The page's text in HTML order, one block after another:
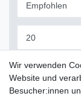
Wir verwenden
Website und
Besucher:innen